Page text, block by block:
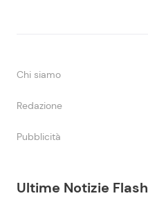
Ultime Notizie Flash
Chi siamo
Redazione
Pubblicità